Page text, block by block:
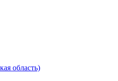
область)